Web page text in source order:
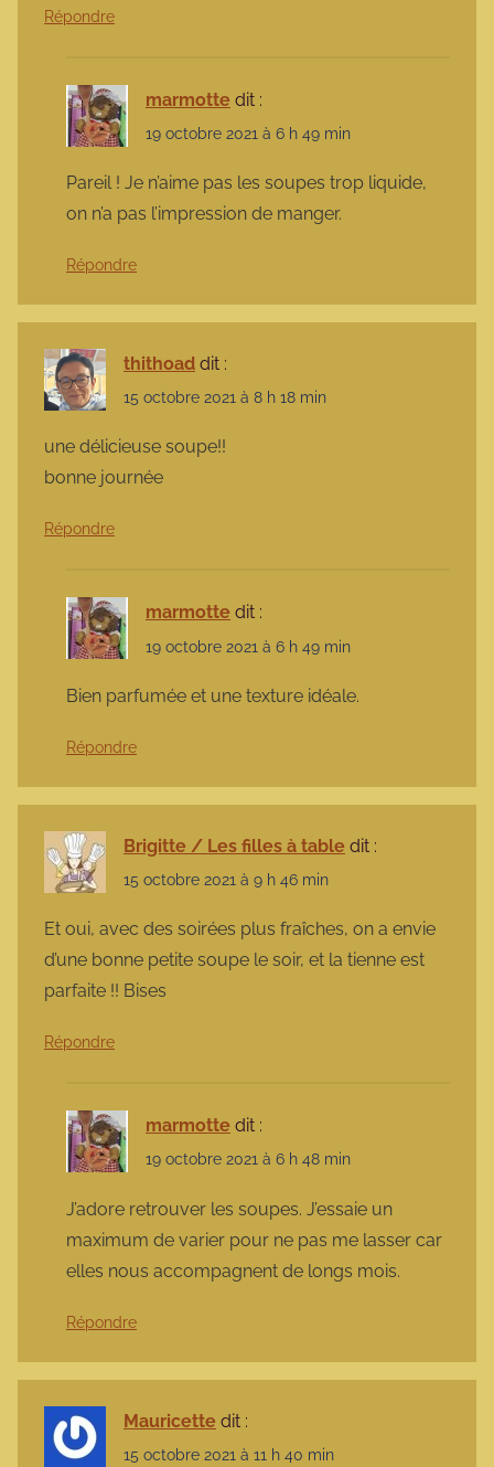
Répondre
marmotte dit :
19 octobre 2021 à 6 h 49 min
Pareil ! Je n’aime pas les soupes trop liquide,
on n’a pas l’impression de manger.
Répondre
thithoad dit :
15 octobre 2021 à 8 h 18 min
une délicieuse soupe!!
bonne journée
Répondre
marmotte dit :
19 octobre 2021 à 6 h 49 min
Bien parfumée et une texture idéale.
Répondre
Brigitte / Les filles à table dit :
15 octobre 2021 à 9 h 46 min
Et oui, avec des soirées plus fraîches, on a envie
d’une bonne petite soupe le soir, et la tienne est
parfaite !! Bises
Répondre
marmotte dit :
19 octobre 2021 à 6 h 48 min
J’adore retrouver les soupes. J’essaie un
maximum de varier pour ne pas me lasser car
elles nous accompagnent de longs mois.
Répondre
Mauricette dit :
15 octobre 2021 à 11 h 40 min